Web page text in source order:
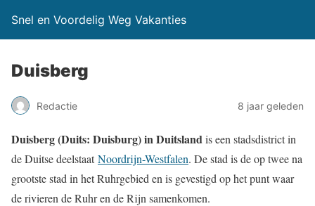
Snel en Voordelig Weg Vakanties
Duisberg
Redactie 8 jaar geleden
Duisberg (Duits: Duisburg) in Duitslandis een stadsdistrict in
de Duitse deelstaatNoordrijn-Westfalen. De stad is de op twee na
grootste stad in het Ruhrgebied en is gevestigd op het punt waar
de rivieren de Ruhr en de Rijn samenkomen.